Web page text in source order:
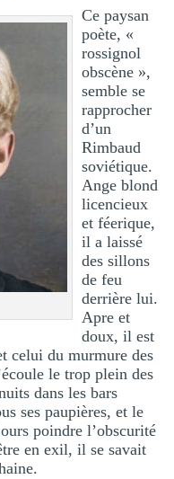
Ce paysan
poète, «
rossignol
obscène »,
semble se
rapprocher
d’un
Rimbaud
soviétique.
Ange blond
licencieux
et féerique,
il a laissé
des sillons
de feu
derrière lui.
Apre et
doux, il est
celui du murmure des
le trop plein des
dans les bars
ses paupières, et le
poindre l’obscurité
en exil, il se savait